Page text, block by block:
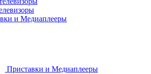
и Медиаплееры
Приставки и Медиаплееры